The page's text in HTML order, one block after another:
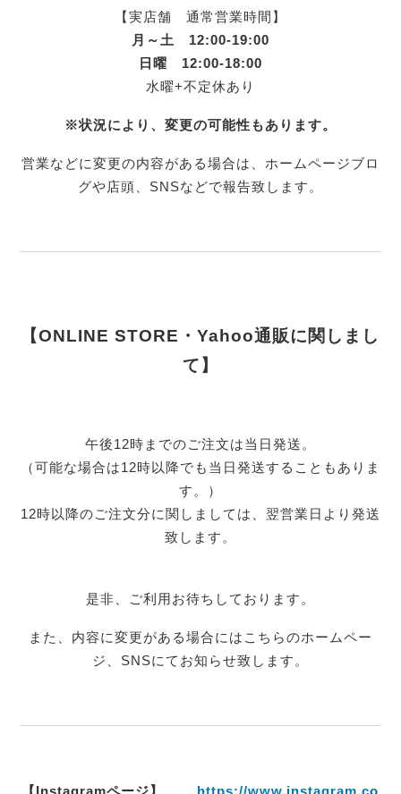
【実店舗 通常営業時間】
月～土 12:00-19:00
日曜 12:00-18:00
水曜+不定休あり
※状況により、変更の可能性もあります。
営業などに変更の内容がある場合は、ホームページブロ
グや店頭、SNSなどで報告致します。
【ONLINE STORE・Yahoo通販に関しまし
て】
午後12時までのご注文は当日発送。
（可能な場合は12時以降でも当日発送することもありま
す。）
12時以降のご注文分に関しましては、翌営業日より発送
致します。
是非、ご利用お待ちしております。
また、内容に変更がある場合にはこちらのホームペー
ジ、SNSにてお知らせ致します。
【Instagramページ】
https://www.instagram.co